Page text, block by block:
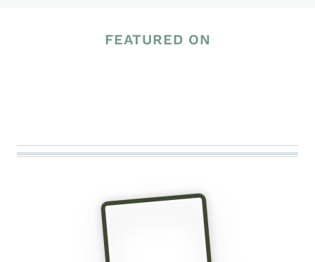
FEATURED ON